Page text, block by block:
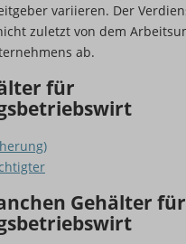
variieren. Der
zuletzt von dem
ab.
für
Gehälter für